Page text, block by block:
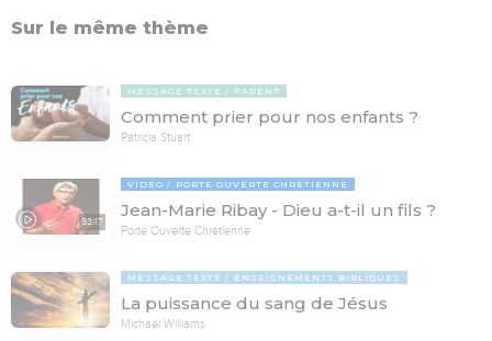
Sur le même thème
MESSAGE TEXTE PARENT
Comment prier pour nos enfants ?
Patricia Stuart
53:17
VIDÉO PORTE OUVERTE CHRÉTIENNE
Jean-Marie Ribay - Dieu a-t-il un fils ?
Porte Ouverte Chrétienne
MESSAGE TEXTE ENSEIGNEMENTS BIBLIQUES
La puissance du sang de Jésus
Michaël Williams